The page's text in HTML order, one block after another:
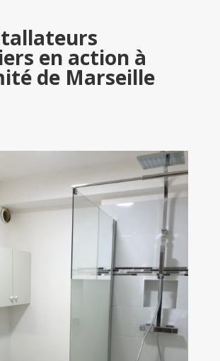
en action à
de Marseille